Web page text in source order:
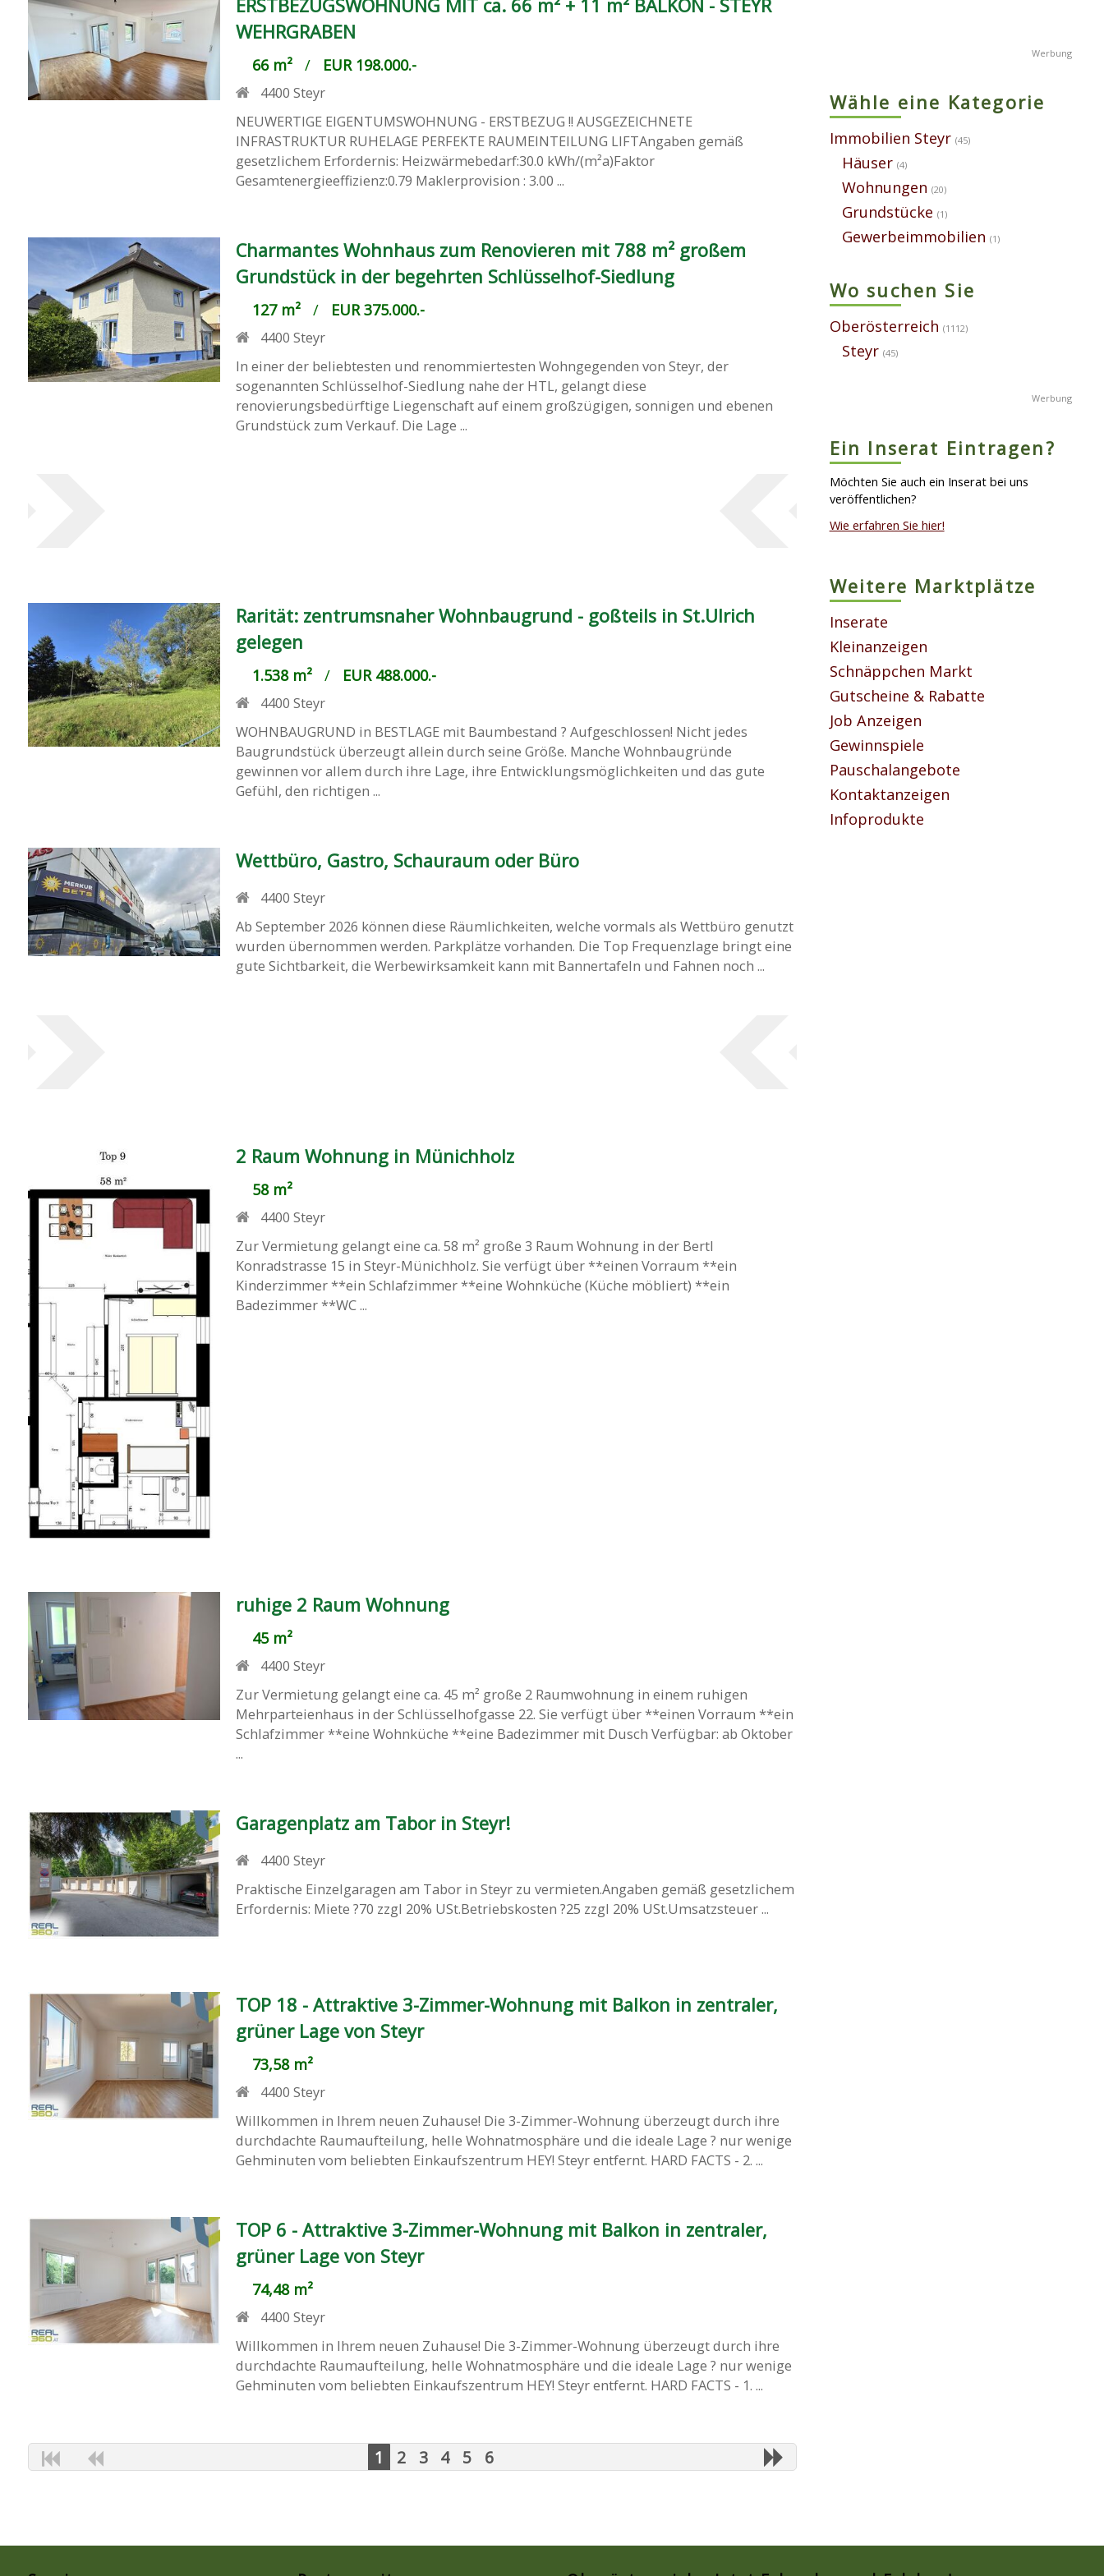
ERSTBEZUGSWOHNUNG MIT ca. 66 m² + 11 m² BALKON - STEYR
WEHRGRABEN
66 m²/ EUR 198.000.-
4400 Steyr
NEUWERTIGE EIGENTUMSWOHNUNG - ERSTBEZUG !! AUSGEZEICHNETE
INFRASTRUKTUR RUHELAGE PERFEKTE RAUMEINTEILUNG LIFTAngaben gemäß
gesetzlichem Erfordernis: Heizwärmebedarf:30.0 kWh/(m²a)Faktor
Gesamtenergieeffizienz:0.79 Maklerprovision : 3.00 ...
Charmantes Wohnhaus zum Renovieren mit 788 m² großem
Grundstück in der begehrten Schlüsselhof-Siedlung
127 m²/ EUR 375.000.-
4400 Steyr
In einer der beliebtesten und renommiertesten Wohngegenden von Steyr, der
sogenannten Schlüsselhof-Siedlung nahe der HTL, gelangt diese
renovierungsbedürftige Liegenschaft auf einem großzügigen, sonnigen und ebenen
Grundstück zum Verkauf. Die Lage ...
Rarität: zentrumsnaher Wohnbaugrund - goßteils in St.Ulrich
gelegen
1.538 m²/ EUR 488.000.-
4400 Steyr
WOHNBAUGRUND in BESTLAGE mit Baumbestand ? Aufgeschlossen! Nicht jedes
Baugrundstück überzeugt allein durch seine Größe. Manche Wohnbaugründe
gewinnen vor allem durch ihre Lage, ihre Entwicklungsmöglichkeiten und das gute
Gefühl, den richtigen ...
Wettbüro, Gastro, Schauraum oder Büro
4400 Steyr
Ab September 2026 können diese Räumlichkeiten, welche vormals als Wettbüro genutzt
wurden übernommen werden. Parkplätze vorhanden. Die Top Frequenzlage bringt eine
gute Sichtbarkeit, die Werbewirksamkeit kann mit Bannertafeln und Fahnen noch ...
2 Raum Wohnung in Münichholz
58 m²
4400 Steyr
Zur Vermietung gelangt eine ca. 58 m² große 3 Raum Wohnung in der Bertl
Konradstrasse 15 in Steyr-Münichholz. Sie verfügt über **einen Vorraum **ein
Kinderzimmer **ein Schlafzimmer **eine Wohnküche (Küche möbliert) **ein
Badezimmer **WC ...
ruhige 2 Raum Wohnung
45 m²
4400 Steyr
Zur Vermietung gelangt eine ca. 45 m² große 2 Raumwohnung in einem ruhigen
Mehrparteienhaus in der Schlüsselhofgasse 22. Sie verfügt über **einen Vorraum **ein
Schlafzimmer **eine Wohnküche **eine Badezimmer mit Dusch Verfügbar: ab Oktober
...
Garagenplatz am Tabor in Steyr!
4400 Steyr
Praktische Einzelgaragen am Tabor in Steyr zu vermieten.Angaben gemäß gesetzlichem
Erfordernis: Miete ?70 zzgl 20% USt.Betriebskosten ?25 zzgl 20% USt.Umsatzsteuer ...
TOP 18 - Attraktive 3-Zimmer-Wohnung mit Balkon in zentraler,
grüner Lage von Steyr
73,58 m²
4400 Steyr
Willkommen in Ihrem neuen Zuhause! Die 3-Zimmer-Wohnung überzeugt durch ihre
durchdachte Raumaufteilung, helle Wohnatmosphäre und die ideale Lage ? nur wenige
Gehminuten vom beliebten Einkaufszentrum HEY! Steyr entfernt. HARD FACTS - 2. ...
TOP 6 - Attraktive 3-Zimmer-Wohnung mit Balkon in zentraler,
grüner Lage von Steyr
74,48 m²
4400 Steyr
Willkommen in Ihrem neuen Zuhause! Die 3-Zimmer-Wohnung überzeugt durch ihre
durchdachte Raumaufteilung, helle Wohnatmosphäre und die ideale Lage ? nur wenige
Gehminuten vom beliebten Einkaufszentrum HEY! Steyr entfernt. HARD FACTS - 1. ...
1 2 3 4 5 6
Wähle eine Kategorie
Immobilien Steyr (45)
Häuser (4)
Wohnungen (20)
Grundstücke (1)
Gewerbeimmobilien (1)
Wo suchen Sie
Oberösterreich (1112)
Steyr (45)
Ein Inserat Eintragen?
Möchten Sie auch ein Inserat bei uns
veröffentlichen?
Wie erfahren Sie hier!
Weitere Marktplätze
Inserate
Kleinanzeigen
Schnäppchen Markt
Gutscheine & Rabatte
Job Anzeigen
Gewinnspiele
Pauschalangebote
Kontaktanzeigen
Infoprodukte